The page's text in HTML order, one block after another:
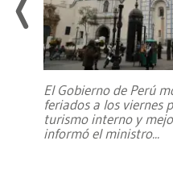
El Gobierno de Perú
feriados a los viernes
turismo interno y
informó el ministro...